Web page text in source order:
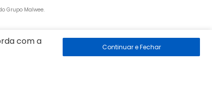
Grupo Malwee.
com a